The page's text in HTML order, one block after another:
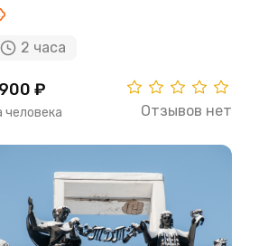
2 часа
₽
человека Отзывов нет